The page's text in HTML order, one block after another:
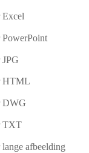
Excel
PowerPoint
HTML
DWG
TXT
afbeelding